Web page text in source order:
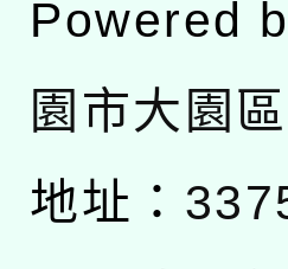
Powered
園市大園
地址：